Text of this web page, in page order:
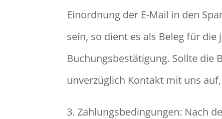
Einordnung der E-Mail in den
sein, so dient es als Beleg für
Buchungsbestätigung. Sollte die
unverzüglich Kontakt mit uns
3. Zahlungsbedingungen: Nach